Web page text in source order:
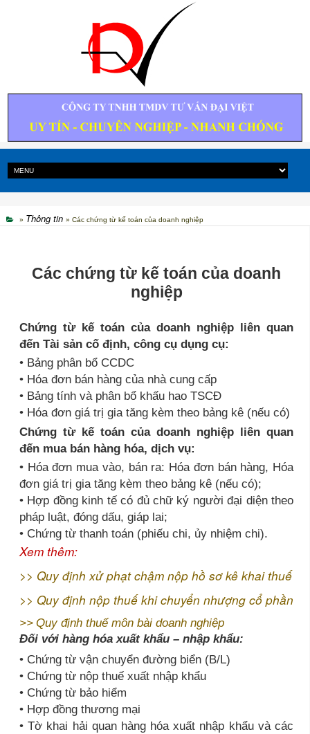
» Thông tin » Các chứng từ kế toán của doanh nghiệp
Các chứng từ kế toán của doanh
nghiệp
Chứng từ kế toán của doanh nghiệp liên quan
đến Tài sản cố định, công cụ dụng cụ:
• Bảng phân bổ CCDC
• Hóa đơn bán hàng của nhà cung cấp
• Bảng tính và phân bổ khấu hao TSCĐ
• Hóa đơn giá trị gia tăng kèm theo bảng kê (nếu có)
Chứng từ kế toán của doanh nghiệp liên quan
đến mua bán hàng hóa, dịch vụ:
• Hóa đơn mua vào, bán ra: Hóa đơn bán hàng, Hóa
đơn giá trị gia tăng kèm theo bảng kê (nếu có);
• Hợp đồng kinh tế có đủ chữ ký người đại diện theo
pháp luật, đóng dấu, giáp lai;
• Chứng từ thanh toán (phiếu chi, ủy nhiệm chi).
Xem thêm:
>> Quy định xử phạt chậm nộp hồ sơ kê khai thuế
>> Quy định nộp thuế khi chuyển nhượng cổ phần
>> Quy định thuế môn bài doanh nghiệp
Đối với hàng hóa xuất khẩu – nhập khẩu:
• Chứng từ vận chuyển đường biển (B/L)
• Chứng từ nộp thuế xuất nhập khẩu
• Chứng từ bảo hiểm
• Hợp đồng thương mại
• Tờ khai hải quan hàng hóa xuất nhập khẩu và các